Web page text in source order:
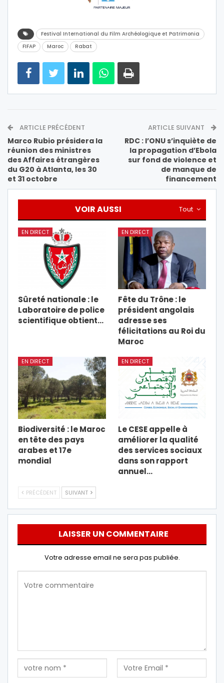
Festival International du Film Archéologique et Patrimonia
FIFAP
Maroc Rabat
ARTICLE PRÉCÉDENT
Marco Rubio présidera la
réunion des ministres
des Affaires étrangères
du G20 à Atlanta, les 30
et 31 octobre
ARTICLE SUIVANT
RDC : l’ONU s’inquiète de
la propagation d’Ebola
sur fond de violence et
de manque de
financement
Tout
VOIR AUSSI
EN DIRECT
Sûreté nationale : le
Laboratoire de police
scientifique obtient…
EN DIRECT
Fête du Trône : le
président angolais
adresse ses
félicitations au Roi du
Maroc
EN DIRECT
Biodiversité : le Maroc
en tête des pays
arabes et 17e
mondial
EN DIRECT
Le CESE appelle à
améliorer la qualité
des services sociaux
dans son rapport
annuel…
PRÉCÉDENT SUIVANT
LAISSER UN COMMENTAIRE
Votre adresse email ne sera pas publiée.